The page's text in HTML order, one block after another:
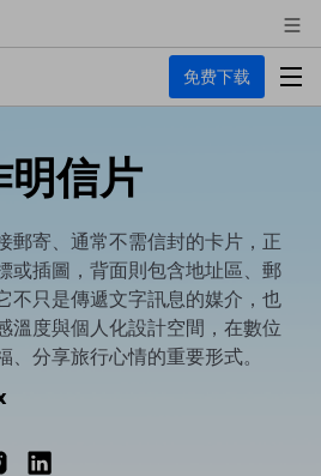
免费下载
EdrawMax
多合一圖表軟體
EdrawMind
信片
郵寄、通常不需信封的卡片，正
或插圖，背面則包含地址區、郵
不只是傳遞文字訊息的媒介，也
溫度與個人化設計空間，在數位
、分享旅行心情的重要形式。